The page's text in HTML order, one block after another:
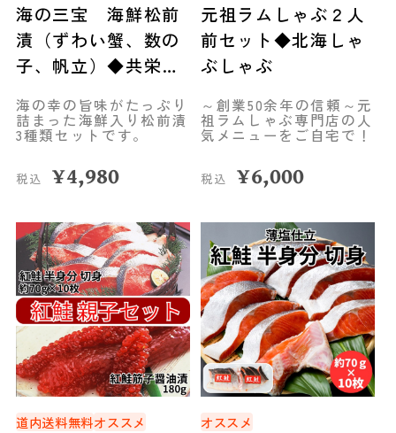
海の三宝 海鮮松前
漬（ずわい蟹、数の
子、帆立）◆共栄水
海の幸の旨味がたっぷり
詰まった海鮮入り松前漬
3種類セットです。
税込 ¥4,980
元祖ラムしゃぶ２人
前セット◆北海しゃ
ぶしゃぶ
～創業50余年の信頼～元
祖ラムしゃぶ専門店の人
気メニューをご自宅で！
税込 ¥6,000
道内送料無料オススメ オススメ